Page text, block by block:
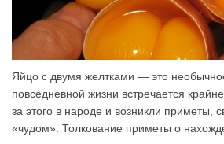
Яйцо с двумя желтками — это
повседневной жизни встречается
за этого в народе и возникли приметы,
«чудом». Толкование приметы о